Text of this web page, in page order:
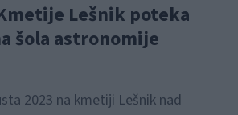
Lešnik poteka
šola astronomije
2023 na kmetiji Lešnik nad